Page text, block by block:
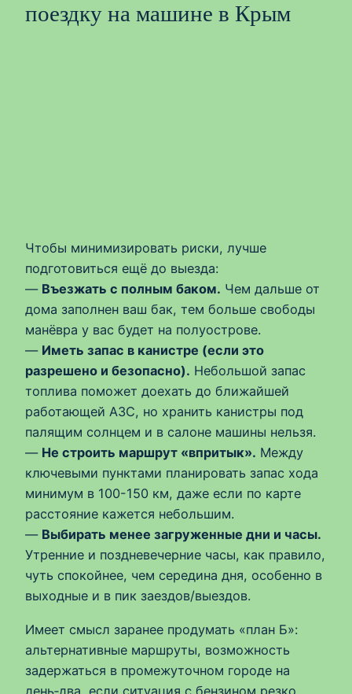
поездку на машине в Крым
Чтобы минимизировать риски, лучше
подготовиться ещё до выезда:
— Въезжать с полным баком. Чем дальше от
дома заполнен ваш бак, тем больше свободы
манёвра у вас будет на полуострове.
— Иметь запас в канистре (если это
разрешено и безопасно). Небольшой запас
топлива поможет доехать до ближайшей
работающей АЗС, но хранить канистры под
палящим солнцем и в салоне машины нельзя.
— Не строить маршрут «впритык». Между
ключевыми пунктами планировать запас хода
минимум в 100-150 км, даже если по карте
расстояние кажется небольшим.
— Выбирать менее загруженные дни и часы.
Утренние и поздневечерние часы, как правило,
чуть спокойнее, чем середина дня, особенно в
выходные и в пик заездов/выездов.
Имеет смысл заранее продумать «план Б»:
альтернативные маршруты, возможность
задержаться в промежуточном городе на
день‑два, если ситуация с бензином резко